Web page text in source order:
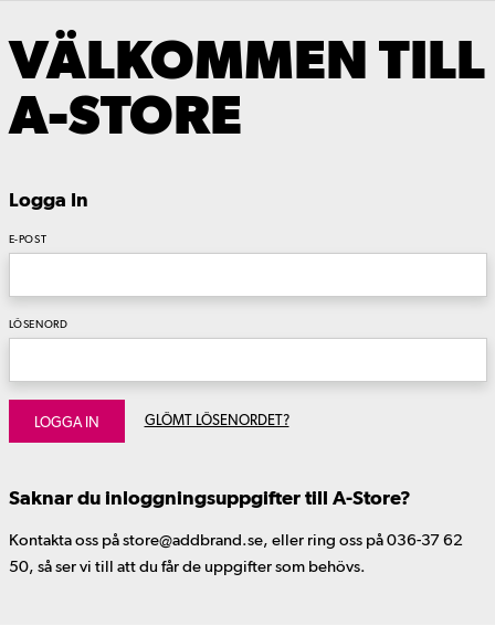
VÄLKOMMEN TILL
A-STORE
Logga In
E-POST
LÖSENORD
LOGGA IN GLÖMT LÖSENORDET?
Saknar du inloggningsuppgifter till A-Store?
Kontakta oss på store@addbrand.se, eller ring oss på 036-37 62
50, så ser vi till att du får de uppgifter som behövs.